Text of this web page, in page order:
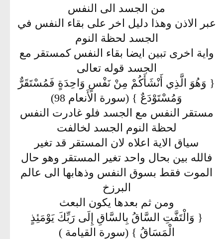
من الجسد الى النفس
عبر الاذن وهذا دليل اخر على بقاء النفس في
الجسد لحظة النوم
واية اخرى تبين ايضا بقاء النفس كمستقر مع
الجسد قوله تعالى
{ وَهُوَ الَّذِي أَنْشَأَكُمْ مِنْ نَفْسٍ وَاحِدَةٍ فَمُسْتَقَرٌّ
وَمُسْتَوْدَعٌ } (سورة الأَنعام 98)
مستقر النفس مع الجسد فلو غادرت النفس
لحظة النوم الجسد لخالفت
سياق الاية اعلاه لان المستقر قد تغير
فالله بين بحال واحد تغير المستقر وهو حال
الموت فقط بسوق النفس وذهابها الى عالم
البرزخ
ومن ثم بعدها يكون البعث
{ وَالْتَفَّتِ السَّاقُ بِالسَّاقِ إِلَى رَبِّكَ يَوْمَئِذٍ
الْمَسَاقُ } (سورة القيامة )